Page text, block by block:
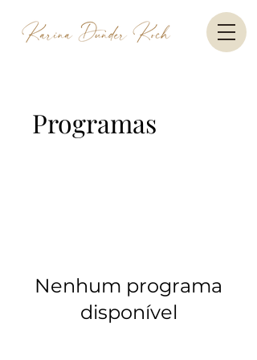
Programas
Nenhum programa
disponível